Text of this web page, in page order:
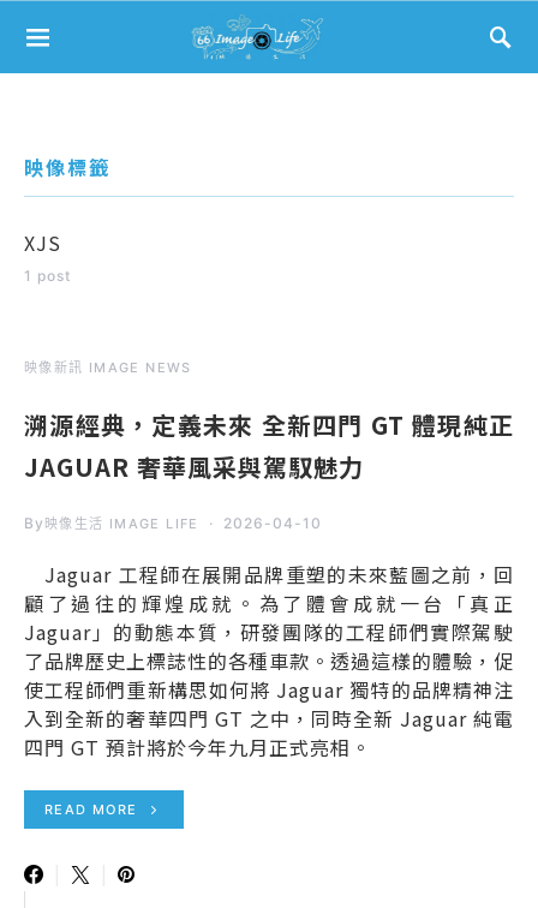
Search for:
映像標籤
XJS
1 post
映像新訊 IMAGE NEWS
溯源經典，定義未來 全新四門 GT 體現純正
JAGUAR 奢華風采與駕馭魅力
By 映像生活 IMAGE LIFE 2026-04-10
Jaguar 工程師在展開品牌重塑的未來藍圖之前，回
顧了過往的輝煌成就。為了體會成就一台「真正
Jaguar」的動態本質，研發團隊的工程師們實際駕駛
了品牌歷史上標誌性的各種車款。透過這樣的體驗，促
使工程師們重新構思如何將 Jaguar 獨特的品牌精神注
入到全新的奢華四門 GT 之中，同時全新 Jaguar 純電
四門 GT 預計將於今年九月正式亮相。
READ MORE